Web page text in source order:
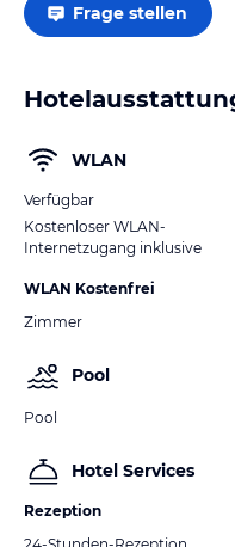
Frage stellen
WLAN
Verfügbar
Kostenloser WLAN-
Internetzugang inklusive
WLAN Kostenfrei
Zimmer
Pool
Pool
Hotel Services
Rezeption